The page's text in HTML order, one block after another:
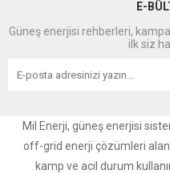
E-
Güneş enerjisi rehberleri,
ilk siz
Mil Enerji, güneş enerjisi
off-grid enerji çözümleri
kamp ve acil durum